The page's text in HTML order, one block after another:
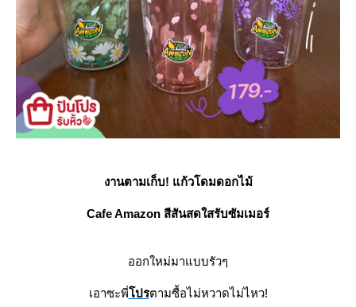
งานตามเก็บ! แก้วโดมดอกไม้
Cafe Amazon สีสันสดใสรับซัมเมอร์
ออกใหม่มาแบบรัวๆ
เอาซะพี่ปรตามซื้อไม่หวาดไม่ไหว!